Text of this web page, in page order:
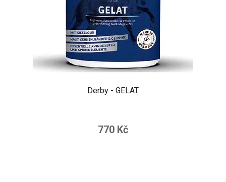
Derby - GELAT
770 Kč